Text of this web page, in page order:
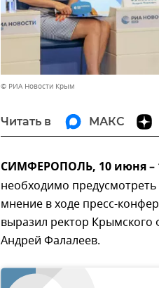
© РИА Новости Крым
Читать в МАКС
СИМФЕРОПОЛЬ, 10 июня –
необходимо
мнение в ходе пресс-
выразил ректор Крымского
Андрей Фалалеев.